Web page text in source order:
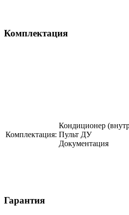
Комплектация
Комплектация:
Кондиционер
Пульт ДУ
Документация
Гарантия